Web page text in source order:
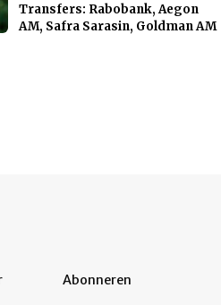
Transfers: Rabobank, Aegon
AM, Safra Sarasin, Goldman AM
Abonneren